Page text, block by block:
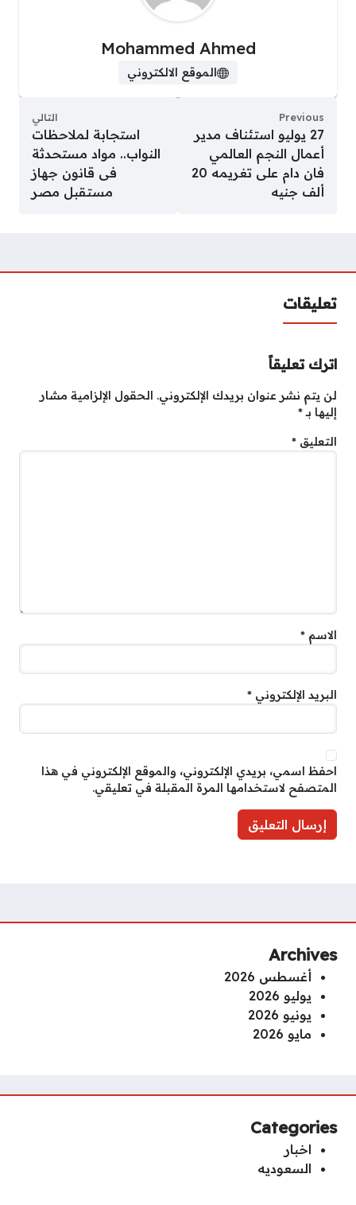
Mohammed Ahmed
الموقع الالكتروني
Previous
27 يوليو استئناف مدير
أعمال النجم العالمي
فان دام على تغريمه 20
ألف جنيه
التالي
استجابة لملاحظات
النواب.. مواد مستحدثة
فى قانون جهاز
مستقبل مصر
تعليقات
اترك تعليقاً
لن يتم نشر عنوان بريدك الإلكتروني. الحقول الإلزامية مشار
إليها بـ*
التعليق *
الاسم *
البريد الإلكتروني *
احفظ اسمي، بريدي الإلكتروني، والموقع الإلكتروني في هذا
المتصفح لاستخدامها المرة المقبلة في تعليقي.
Archives
أغسطس 2026
يوليو 2026
يونيو 2026
مايو 2026
Categories
اخبار
السعوديه